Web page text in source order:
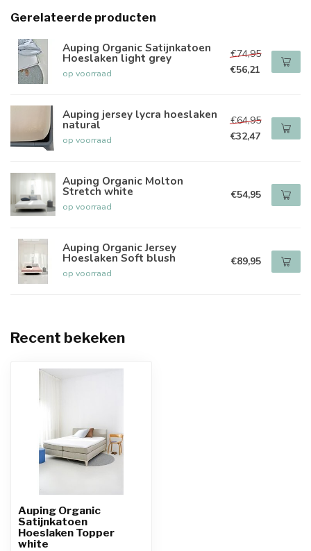
Gerelateerde producten
Auping Organic Satijnkatoen
Hoeslaken light grey
op voorraad
€74,95
€56,21
Auping jersey lycra hoeslaken
natural
op voorraad
€64,95
€32,47
Auping Organic Molton
Stretch white
op voorraad
€54,95
Auping Organic Jersey
Hoeslaken Soft blush
op voorraad
€89,95
Recent bekeken
Auping Organic
Satijnkatoen
Hoeslaken Topper
white